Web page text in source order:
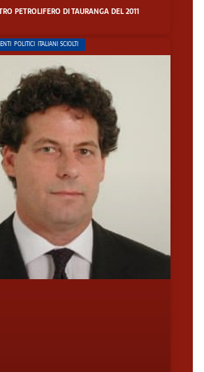
PETROLIFERO DI TAURANGA DEL 2011
POLITICI ITALIANI SCIOLTI